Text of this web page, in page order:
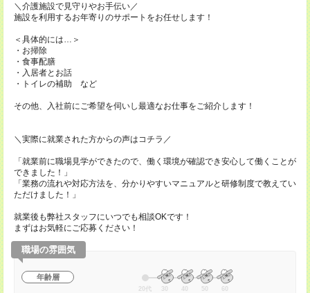
＼介護施設で見守りやお手伝い／
施設を利用するお年寄りのサポートをお任せします！
＜具体的には…＞
・お掃除
・食事配膳
・入居者とお話
・トイレの補助 など
その他、入社前にご希望を伺いし最適なお仕事をご紹介します！
＼実際に就業された方からの声はコチラ／
「就業前に職場見学ができたので、働く環境が確認でき安心して働くことが
できました！」
「業務の流れや対応方法を、分かりやすいマニュアルと研修制度で教えてい
ただけました！」
就業後も弊社スタッフにいつでも相談OKです！
まずはお気軽にご応募ください！
職場の雰囲気
年齢層
20代 30 40 50 60